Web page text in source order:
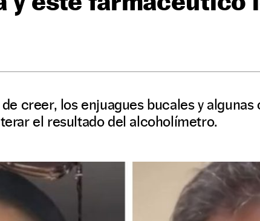
creer, los enjuagues bucales y
el resultado del alcoholímetro.